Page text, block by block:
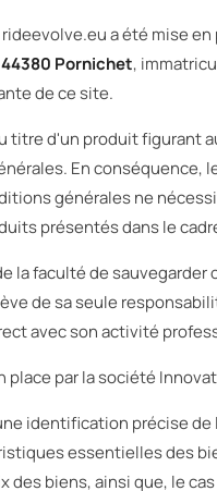
a été mise en
Pornichet,
de ce site.
titre d'un produit figurant
En conséquence,
générales ne
présentés dans le
la faculté de
de sa seule
avec son activité
place par la société
identification précise
essentielles des
des biens, ainsi que, le